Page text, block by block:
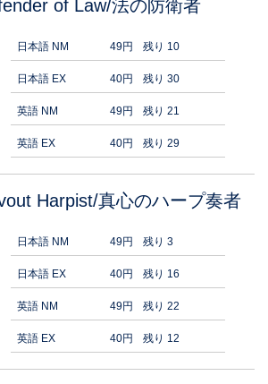
of Law/法の防衛者
日本語 NM 49円 残り 10
日本語 EX 40円 残り 30
英語 NM 49円 残り 21
英語 EX 40円 残り 29
Harpist/真心のハープ奏者
日本語 NM 49円 残り 3
日本語 EX 40円 残り 16
英語 NM 49円 残り 22
英語 EX 40円 残り 12